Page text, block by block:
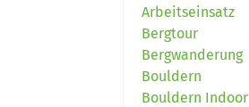
Arbeitseinsatz
Bergtour
Bergwanderung
Bouldern
Bouldern Indoor